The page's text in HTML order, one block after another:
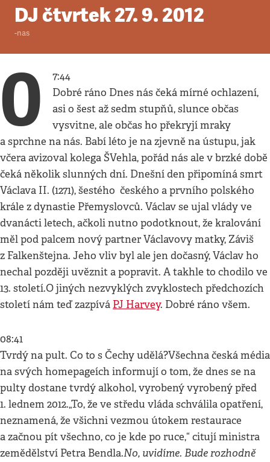
DJ čtvrtek 27. 9. 2012
-nas
0
7:44
Dobré ráno Dnes nás čeká mírné ochlazení,
asi o šest až sedm stupňů, slunce občas
vysvitne, ale občas ho překryjí mraky
a sprchne na nás. Babí léto je na zjevně na ústupu, jak
včera avizoval kolega ŠVehla, pořád nás ale v brzké době
čeká několik slunných dní. Dnešní den připomíná smrt
Václava II. (1271), šestého českého a prvního polského
krále z dynastie Přemyslovců. Václav se ujal vlády ve
dvanácti letech, ačkoli nutno podotknout, že kralování
měl pod palcem nový partner Václavovy matky, Záviš
z Falkenštejna. Jeho vliv byl ale jen dočasný, Václav ho
nechal později uvěznit a popravit. A takhle to chodilo ve
13. století.O jiných nezvyklých zvyklostech předchozích
století nám teď zazpívá PJ Harvey. Dobré ráno všem.
08:41
Tvrdý na pult. Co to s Čechy udělá?Všechna česká média
na svých homepageích informují o tom, že dnes se na
pulty dostane tvrdý alkohol, vyrobený vyrobený před
1. lednem 2012.„To, že ve středu vláda schválila opatření,
neznamená, že všichni vezmou útokem restaurace
a začnou pít všechno, co je kde po ruce,“ citují ministra
zemědělství Petra Bendla.No, uvidíme. Bude rozhodně